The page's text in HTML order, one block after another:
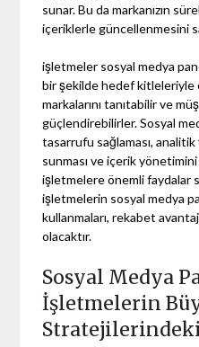
sunar. Bu da markanızın
içeriklerle güncellenmesini
işletmeler sosyal medya
bir şekilde hedef kitleleriyle
markalarını tanıtabilir ve
güçlendirebilirler. Sosyal
tasarrufu sağlaması,
sunması ve içerik yönetimini
işletmelere önemli faydalar
işletmelerin sosyal medya
kullanmaları, rekabet
olacaktır.
Sosyal Medya
İşletmelerin